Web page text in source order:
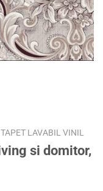
TAPET LAVABIL VINIL
si domitor,